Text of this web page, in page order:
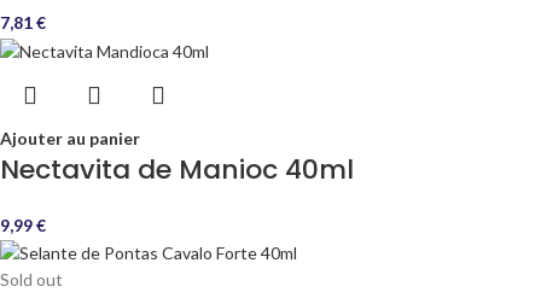
7,81€
Ajouter au panier
Nectavita de Manioc 40ml
9,99€
Sold out